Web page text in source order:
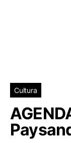
Cultura